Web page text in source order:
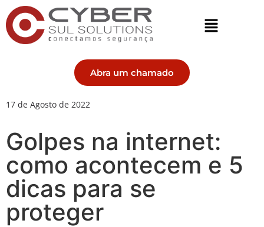
Abra um chamado
17 de Agosto de 2022
Golpes na internet:
como acontecem e 5
dicas para se
proteger